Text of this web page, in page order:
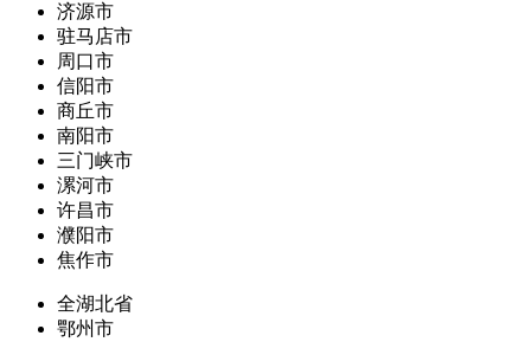
济源市
驻马店市
周口市
信阳市
商丘市
南阳市
三门峡市
漯河市
许昌市
濮阳市
焦作市
全湖北省
鄂州市